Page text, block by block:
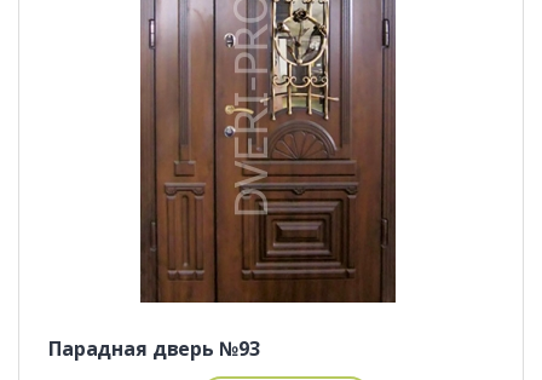
Парадная дверь №93